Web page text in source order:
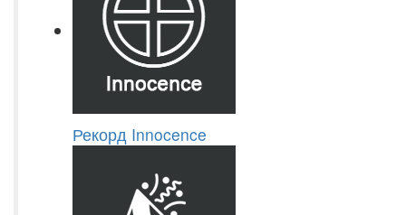
Рекорд Innocence